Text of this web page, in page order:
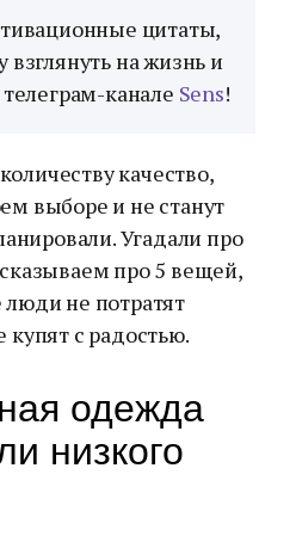
цитаты,
на жизнь и
канале Sens!
качество,
выборе и не станут
Угадали про
про 5 вещей,
не потратят
с радостью.
одежда
низкого